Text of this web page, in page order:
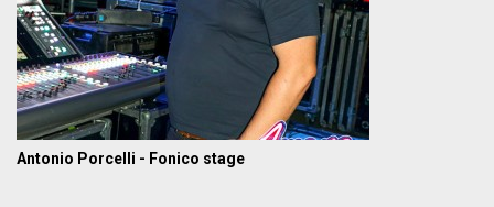
Antonio Porcelli - Fonico stage